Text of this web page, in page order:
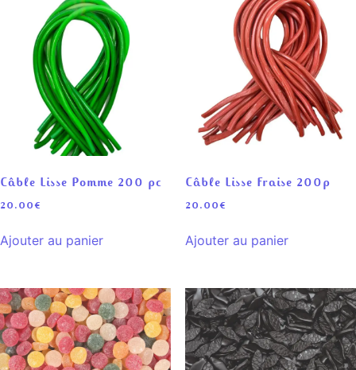
Câble Lisse Pomme 200 pc
20.00€
Ajouter au panier
Câble Lisse Fraise 200p
20.00€
Ajouter au panier